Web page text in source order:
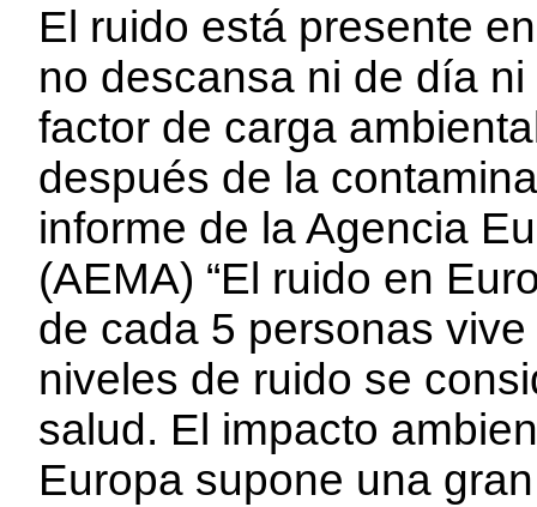
El ruido está presente
no descansa ni de día
factor de carga
después de la
informe de la Agencia
(AEMA) “El ruido en
de cada 5 personas
niveles de ruido se
salud. El impacto
Europa supone una